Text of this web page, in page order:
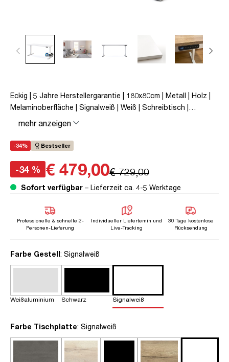
Eckig | 5 Jahre Herstellergarantie | 180x80cm | Metall | Holz |
Melaminoberfläche | Signalweiß | Weiß | Schreibtisch |
höhenverstellbar | unmontiert | Y-Line | bis zu 80 kg |
Steckertyp C | Signalweiß | TÜV© mobiles Arbeiten |
Kollisions-Schutz | Elektrisch höhenverstellbar |
mehr anzeigen
-34% Bestseller
-34 % € 479,00€ 729,00
Sofort verfügbar – Lieferzeit ca. 4-5 Werktage
Professionelle & schnelle 2-
Personen-Lieferung
Individueller Liefertemin und
Live-Tracking
30 Tage kostenlose
Rücksendung
Farbe Gestellauswählen
: Signalweiß
Weißaluminium Schwarz Signalweiß
Farbe Tischplatteauswählen
: Signalweiß